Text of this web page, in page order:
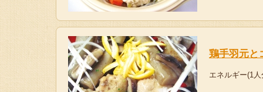
鶏手羽元と
エネルギー(1人